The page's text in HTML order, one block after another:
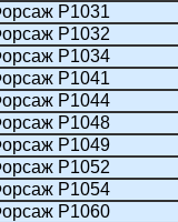
P1031
P1032
P1034
P1041
P1044
P1048
P1049
P1052
P1054
P1060